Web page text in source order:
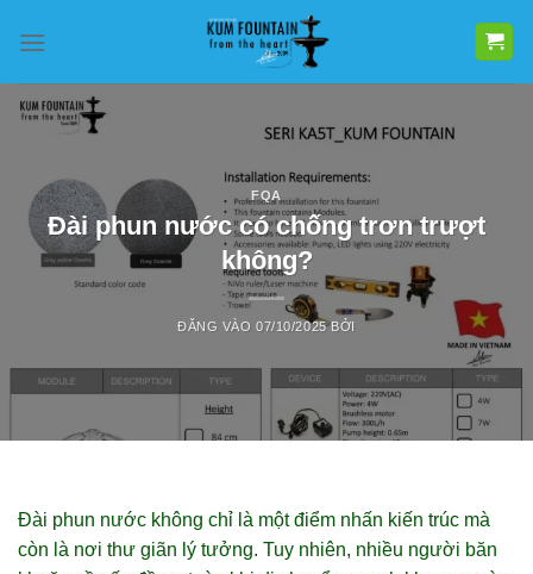
qua
dung
FQA
Đài phun nước có chống trơn trượt
không?
ĐĂNG VÀO07/10/2025 BỞI
Đài phun nước không chỉ là một điểm nhấn kiến trúc mà
còn là nơi thư giãn lý tưởng. Tuy nhiên, nhiều người băn